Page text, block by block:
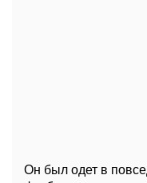
Он был одет в